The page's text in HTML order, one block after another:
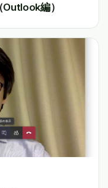
編）